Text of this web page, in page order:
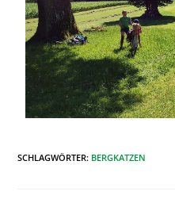
SCHLAGWÖRTER: BERGKATZEN